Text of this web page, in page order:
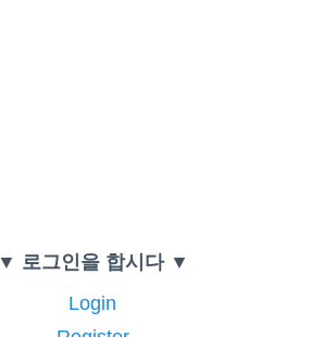
▼ 로그인을 합시다 ▼
Login